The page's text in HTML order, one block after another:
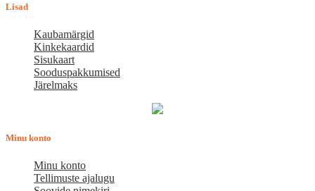
Lisad
Kaubamärgid
Kinkekaardid
Sisukaart
Sooduspakkumised
Järelmaks
Minu konto
Minu konto
Tellimuste ajalugu